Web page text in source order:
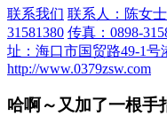
联系我们 联系人：陈女士
31581380 传真：0898-
址：海口市国贸路49-1号
http://www.0379zsw.com
哈啊～又加了一根手